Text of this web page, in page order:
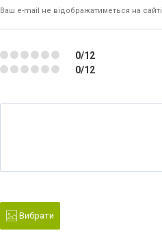
Ваш e-mail не відображатиметься на сайті
0/12
0/12
Вибрати